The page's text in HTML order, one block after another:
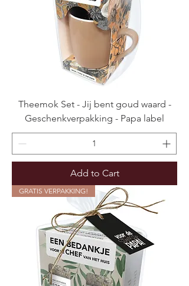
Theemok Set - Jij bent goud waard -
Geschenkverpakking - Papa label
Add to Cart
GRATIS VERPAKKING!